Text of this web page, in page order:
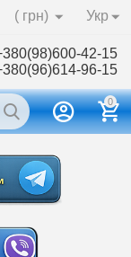
Укр
( грн)
42-15
96-15
0